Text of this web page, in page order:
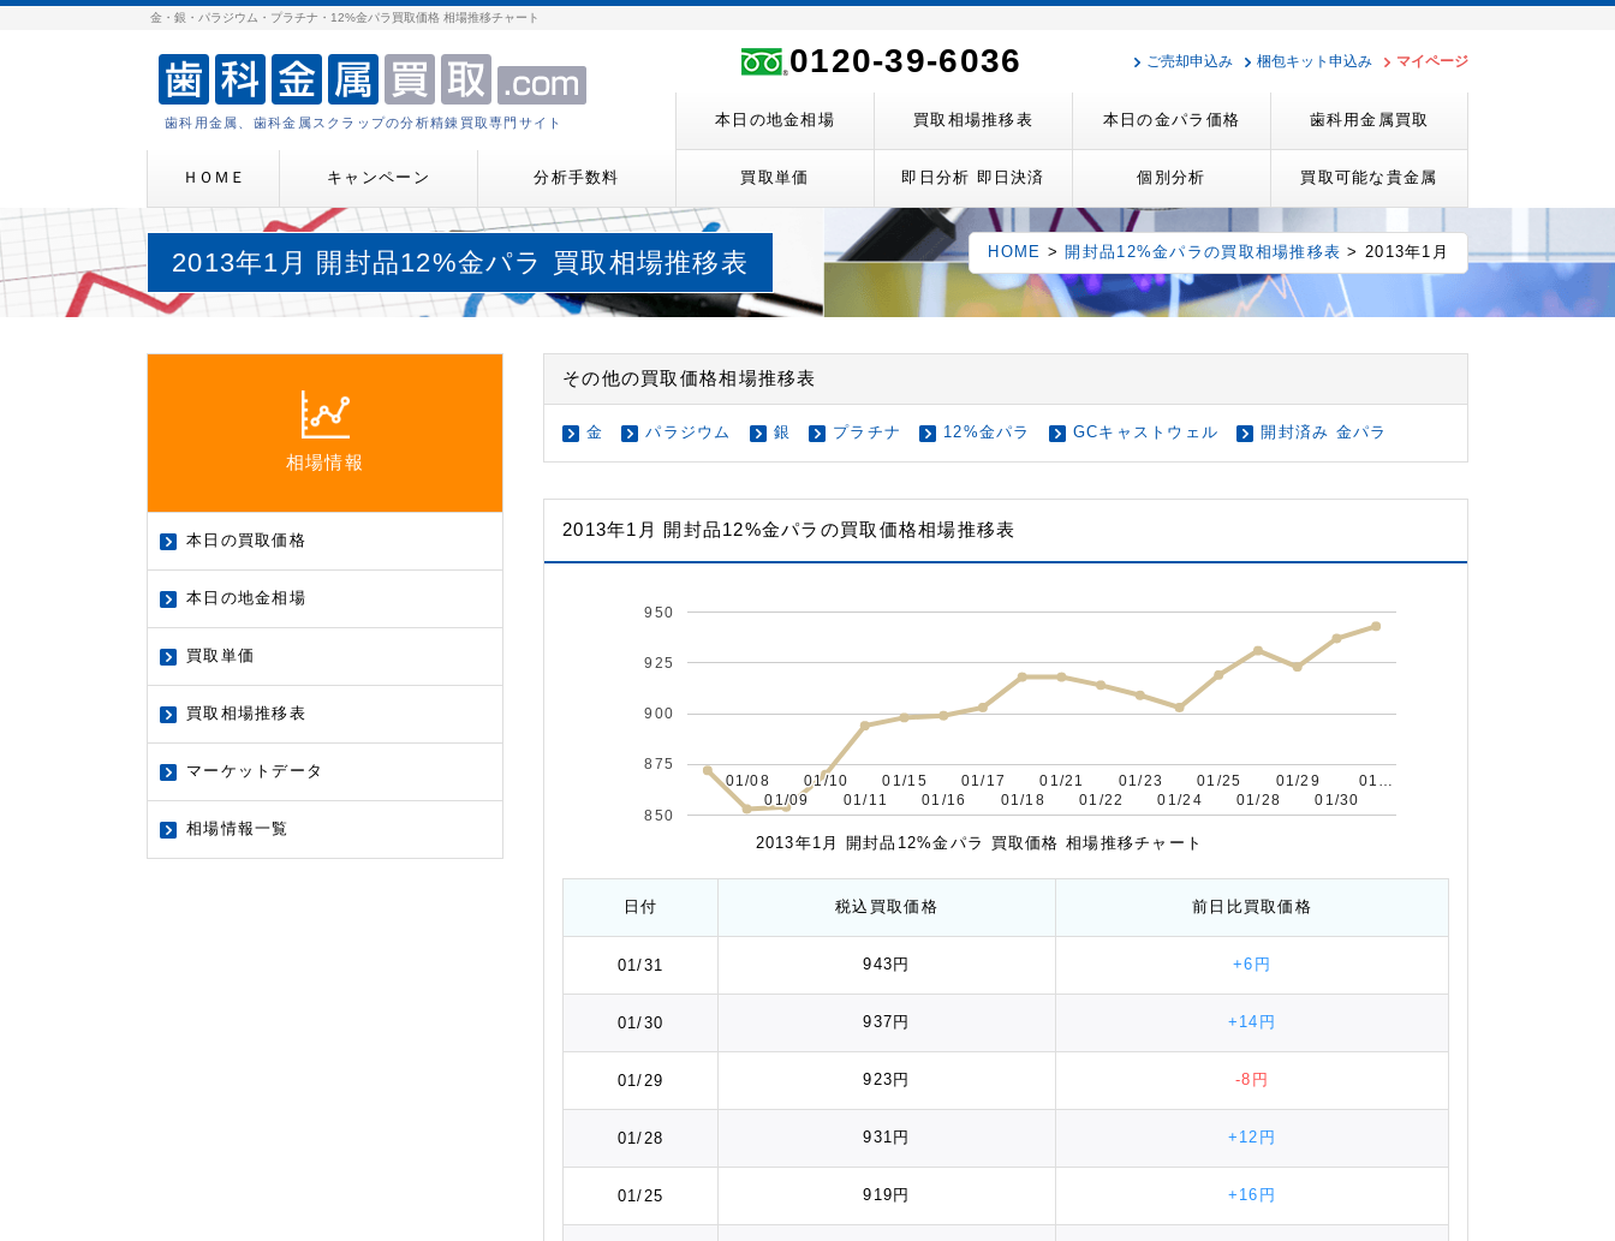
金・銀・パラジウム・プラチナ・12%金パラ買取価格 相場推移チャート
歯科用金属、歯科金属スクラップの分析精錬買取専門サイト
0120-39-6036 ご売却申込み 梱包キット申込み マイページ
本日の地金相場 買取相場推移表 本日の金パラ価格 歯科用金属買取
ＨＯＭＥ キャンペーン 分析手数料 買取単価 即日分析 即日決済 個別分析 買取可能な貴金属
2013年1月 開封品12%金パラ 買取相場推移表 HOME > 開封品12%金パラの買取相場推移表 > 2013年1月
その他の買取価格相場推移表
金 パラジウム 銀 プラチナ 12%金パラ GCキャストウェル 開封済み 金パラ
2013年1月 開封品12%金パラの買取価格相場推移表
01/08
01/08
01/09
01/09
01/10
01/10
01/11
01/11
01/15
01/15
01/16
01/16
01/17
01/17
01/18
01/18
01/21
01/21
01/22
01/22
01/23
01/23
01/24
01/24
01/25
01/25
01/28
01/28
01/29
01/29
01/30
01/30
01…
01…
850
875
900
925
950
2013年1月 開封品12%金パラ 買取価格 相場推移チャート
日付 税込 買取価格 前日比買取価格
01/31 943円 +6円
01/30 937円 +14円
01/29 923円 -8円
01/28 931円 +12円
01/25 919円 +16円
相場情報
本日の買取価格
本日の地金相場
買取単価
買取相場推移表
マーケットデータ
相場情報一覧